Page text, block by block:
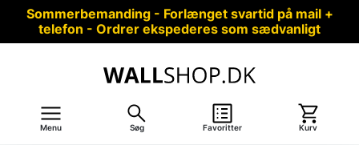
Sommerbemanding - Forlænget svartid på mail +
telefon - Ordrer ekspederes som sædvanligt
Menu Søg Favoritter Kurv